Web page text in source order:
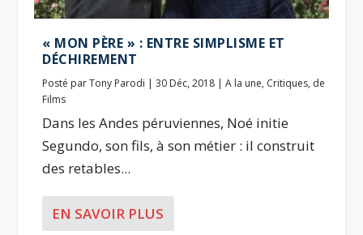
« MON PÈRE » : ENTRE SIMPLISME ET
DÉCHIREMENT
Posté parTony Parodi |30 Déc, 2018 |A la une, Critiques, de
Films
Dans les Andes péruviennes, Noé initie
Segundo, son fils, à son métier : il construit
des retables...
EN SAVOIR PLUS